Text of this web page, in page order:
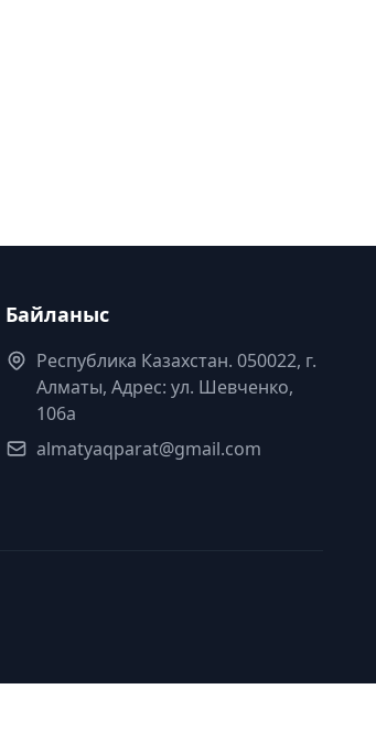
Байланыс
Республика Казахстан. 050022, г.
Алматы, Адрес: ул. Шевченко,
106а
almatyaqparat@gmail.com